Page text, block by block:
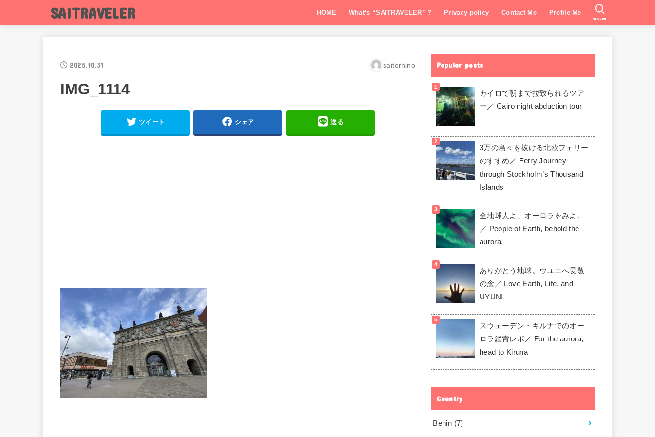
SAITRAVELER HOME What’s “SAITRAVELER” ? Privacy policy Contact Me Profile Me
SEARCH
2025.10.31 saitorhino
IMG_1114
ツイート シェア 送る
Popular posts
カイロで朝まで拉致られるツア
ー／ Cairo night abduction tour
3万の島々を抜ける北欧フェリー
のすすめ／ Ferry Journey
through Stockholm’s Thousand
Islands
全地球人よ、オーロラをみよ。
／ People of Earth, behold the
aurora.
ありがとう地球。ウユニへ畏敬
の念／ Love Earth, Life, and
UYUNI
スウェーデン・キルナでのオー
ロラ鑑賞レポ／ For the aurora,
head to Kiruna
Country
Benin (7)